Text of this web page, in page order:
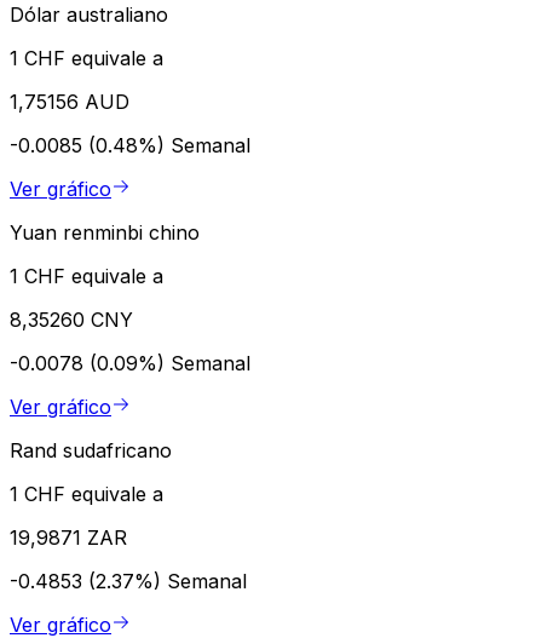
Dólar australiano
1 CHF equivale a
1,75156 AUD
-0.0085 (0.48%) Semanal
Ver gráfico
Yuan renminbi chino
1 CHF equivale a
8,35260 CNY
-0.0078 (0.09%) Semanal
Ver gráfico
Rand sudafricano
1 CHF equivale a
19,9871 ZAR
-0.4853 (2.37%) Semanal
Ver gráfico